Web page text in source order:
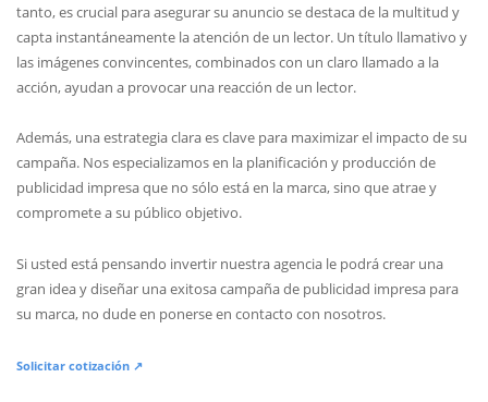
tanto, es crucial para asegurar su anuncio se destaca de la multitud y
capta instantáneamente la atención de un lector. Un título llamativo y
las imágenes convincentes, combinados con un claro llamado a la
acción, ayudan a provocar una reacción de un lector.
Además, una estrategia clara es clave para maximizar el impacto de su
campaña. Nos especializamos en la planificación y producción de
publicidad impresa que no sólo está en la marca, sino que atrae y
compromete a su público objetivo.
Si usted está pensando invertir nuestra agencia le podrá crear una
gran idea y diseñar una exitosa campaña de publicidad impresa para
su marca, no dude en ponerse en contacto con nosotros.
Solicitar cotización ↗